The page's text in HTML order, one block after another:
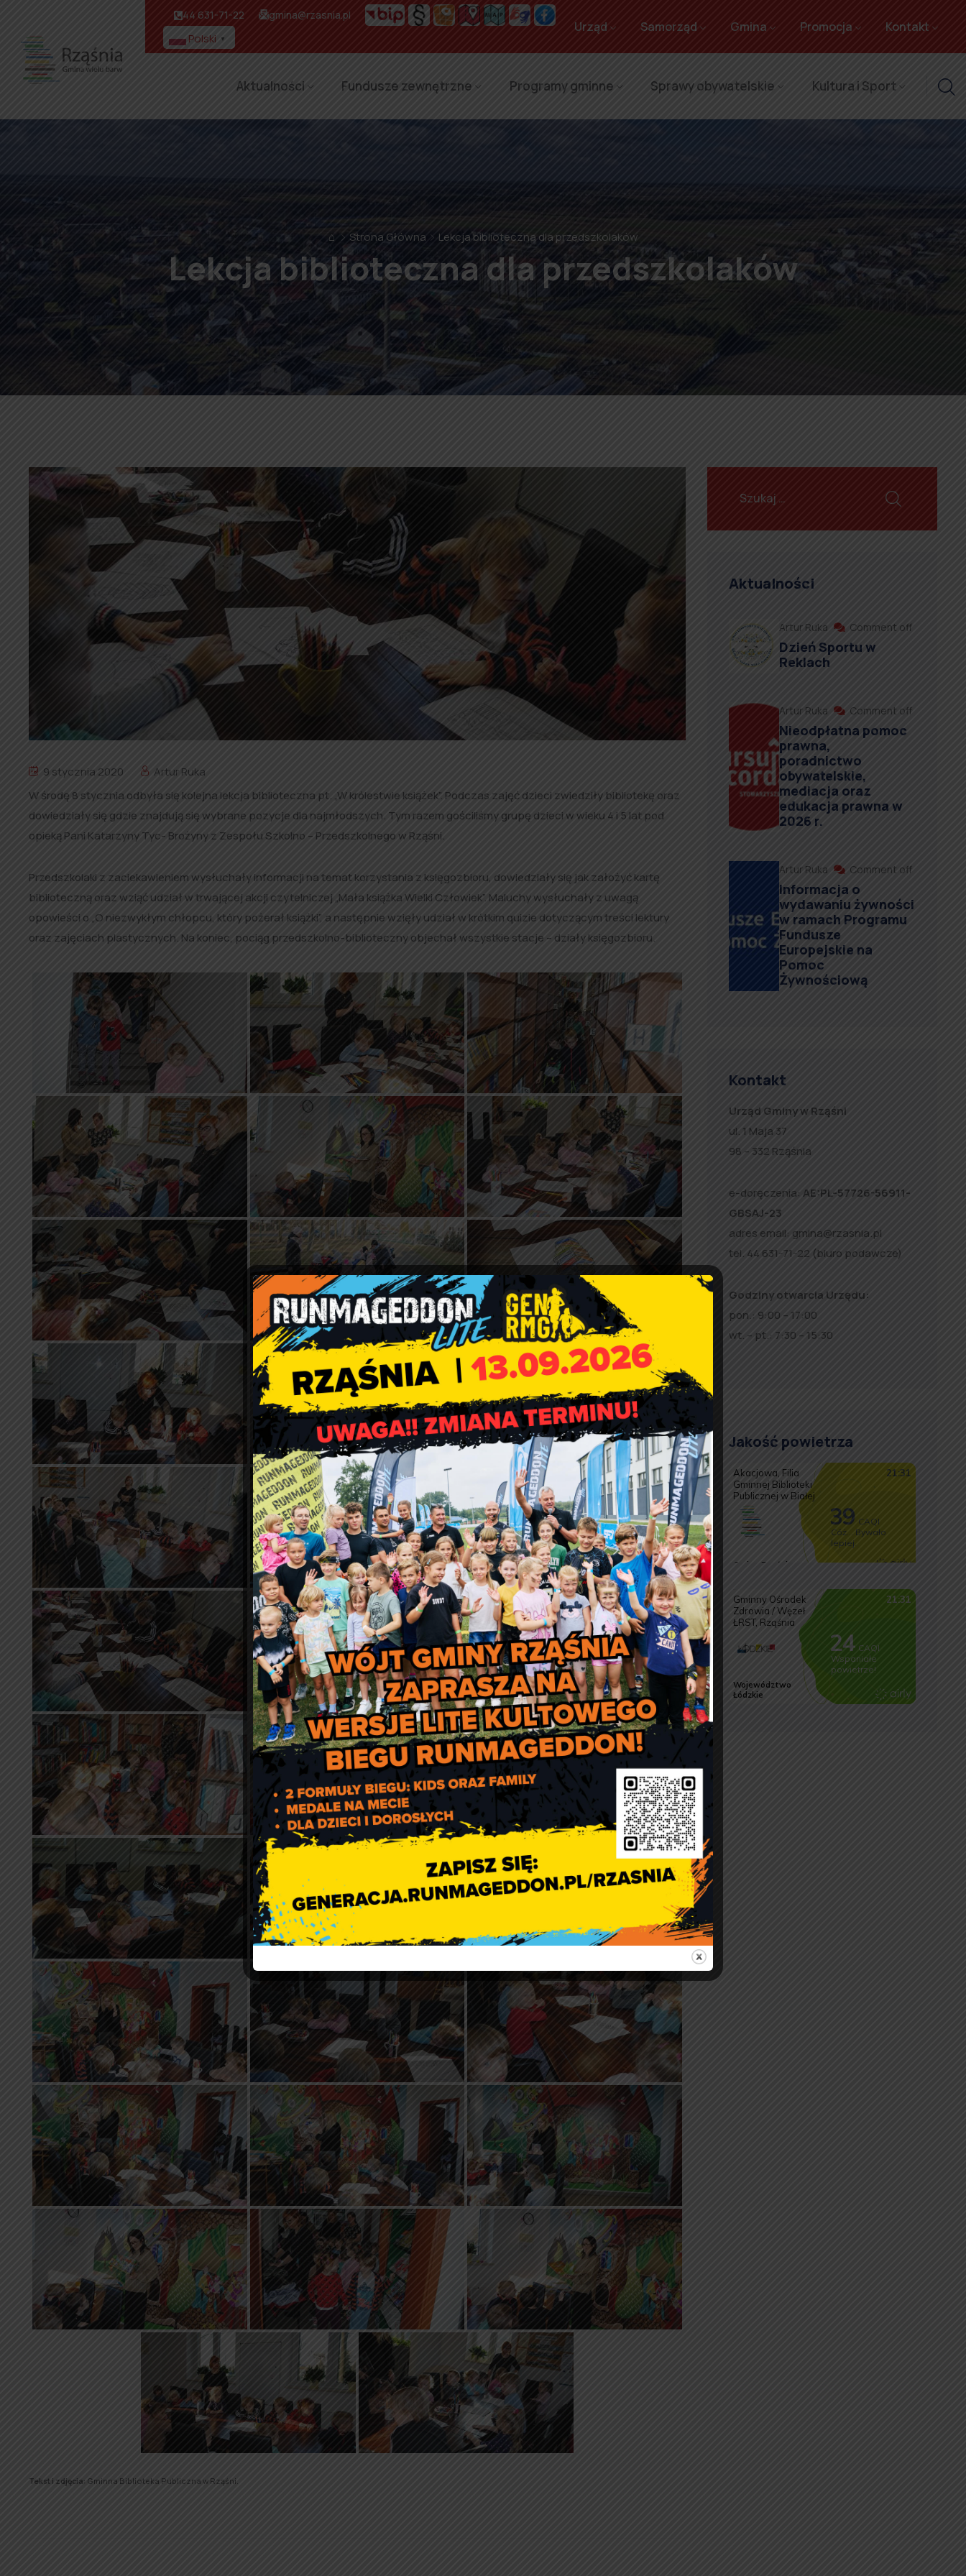
44 631-71-22 gmina@rzasnia.pl
Polski ▼
Urząd Samorząd Gmina Promocja Kontakt
Aktualności Fundusze zewnętrzne Programy gminne Sprawy obywatelskie Kultura i Sport
⌂ Strona Główna Lekcja biblioteczna dla przedszkolaków
Lekcja biblioteczna dla przedszkolaków
9 stycznia 2020
Artur Ruka
W środę 8 stycznia odbyła się kolejna lekcja biblioteczna pt. „W królestwie książek”. Podczas zajęć dzieci zwiedziły bibliotekę oraz
dowiedziały się gdzie znajdują się wybrane pozycje dla najmłodszych. Tym razem gościliśmy grupę dzieci w wieku 4 i 5 lat pod
opieką Pani Katarzyny Tyc- Brożyny z Zespołu Szkolno – Przedszkolnego w Rząśni.
Przedszkolaki z zaciekawieniem wysłuchały informacji na temat korzystania z księgozbioru, dowiedziały się jak założyć kartę
biblioteczną oraz wziąć udział w trwającej akcji czytelniczej „Mała książka Wielki Człowiek”. Maluchy wysłuchały z uwagą
opowieści o „O niezwykłym chłopcu, który pożerał książki”, a następnie wzięły udział w krótkim quizie dotyczącym treści lektury
oraz zajęciach plastycznych. Na koniec, pociąg przedszkolno-biblioteczny objechał wszystkie stacje – działy księgozbioru.
Tekst i zdjęcia: Gminna Biblioteka Publiczna w Rząśni.
Aktualności
Artur Ruka Comment off
Dzień Sportu w
Reklach
Artur Ruka Comment off
Nieodpłatna pomoc
prawna,
poradnictwo
obywatelskie,
mediacja oraz
edukacja prawna w
2026 r.
Artur Ruka Comment off
Informacja o
wydawaniu żywności
w ramach Programu
Fundusze
Europejskie na
Pomoc
Żywnościową
Kontakt
Urząd Gminy w Rząśni
ul. 1 Maja 37
98 – 332 Rząśnia
e-doręczenia: AE:PL-57726-56911-
GBSAJ-23
adres email: gmina@rzasnia.pl
tel. 44 631-71-22 (biuro podawcze)
Godziny otwarcia Urzędu:
pon.: 9:00 – 17:00
wt. – pt.: 7:30 – 15:30
Jakość powietrza